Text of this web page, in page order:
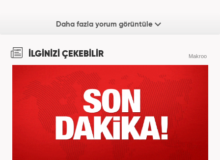
Daha fazla yorum görüntüle
İLGİNİZİ ÇEKEBİLİR Makroo